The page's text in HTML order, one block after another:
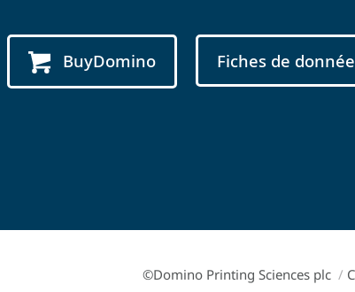
BuyDomino Fiches de
©Domino Printing Sciences plc /